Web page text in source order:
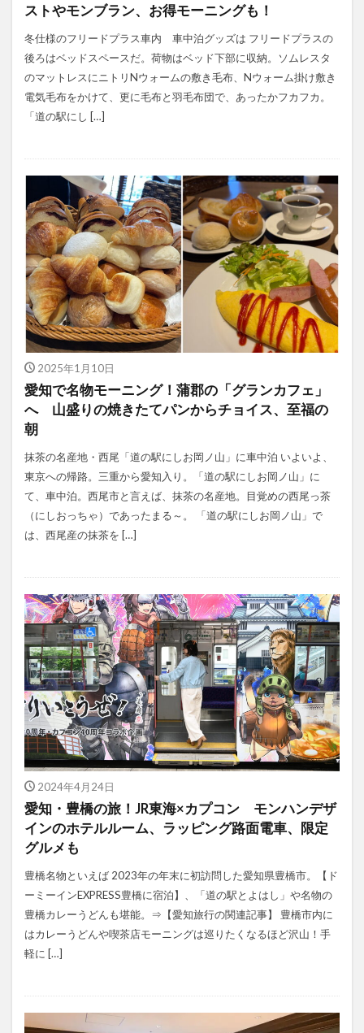
ストやモンブラン、お得モーニングも！
冬仕様のフリードプラス車内 車中泊グッズは フリードプラスの
後ろはベッドスペースだ。荷物はベッド下部に収納。ソムレスタ
のマットレスにニトリNウォームの敷き毛布、Nウォーム掛け敷き
電気毛布をかけて、更に毛布と羽毛布団で、あったかフカフカ。
「道の駅にし […]
2025年1月10日
愛知で名物モーニング！蒲郡の「グランカフェ」
へ 山盛りの焼きたてパンからチョイス、至福の
朝
抹茶の名産地・西尾「道の駅にしお岡ノ山」に車中泊 いよいよ、
東京への帰路。三重から愛知入り。「道の駅にしお岡ノ山」に
て、車中泊。西尾市と言えば、抹茶の名産地。目覚めの西尾っ茶
（にしおっちゃ）であったまる～。 「道の駅にしお岡ノ山」で
は、西尾産の抹茶を […]
2024年4月24日
愛知・豊橋の旅！JR東海×カプコン モンハンデザ
インのホテルルーム、ラッピング路面電車、限定
グルメも
豊橋名物といえば 2023年の年末に初訪問した愛知県豊橋市。【ド
ーミーインEXPRESS豊橋に宿泊】、「道の駅とよはし」や名物の
豊橋カレーうどんも堪能。⇒【愛知旅行の関連記事】 豊橋市内に
はカレーうどんや喫茶店モーニングは巡りたくなるほど沢山！手
軽に […]